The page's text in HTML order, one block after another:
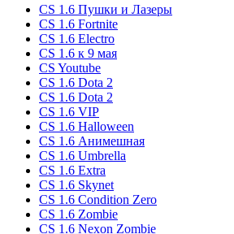
CS 1.6 Пушки и Лазеры
CS 1.6 Fortnite
CS 1.6 Electro
CS 1.6 к 9 мая
CS Youtube
CS 1.6 Dota 2
CS 1.6 Dota 2
CS 1.6 VIP
CS 1.6 Halloween
CS 1.6 Анимешная
CS 1.6 Umbrella
CS 1.6 Extra
CS 1.6 Skynet
CS 1.6 Condition Zero
CS 1.6 Zombie
CS 1.6 Nexon Zombie